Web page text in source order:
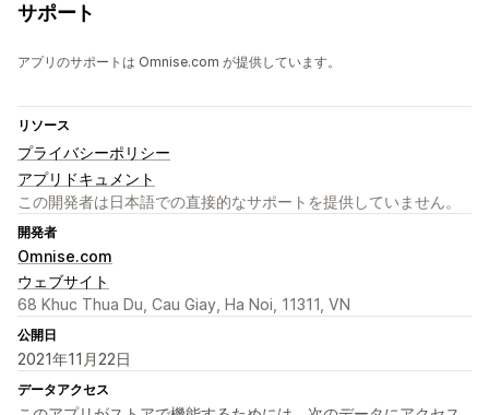
サポート
アプリのサポートは Omnise.com が提供しています。
リソース
プライバシーポリシー
アプリドキュメント
この開発者は日本語での直接的なサポートを提供していません。
開発者
Omnise.com
ウェブサイト
68 Khuc Thua Du, Cau Giay, Ha Noi, 11311, VN
公開日
2021年11月22日
データアクセス